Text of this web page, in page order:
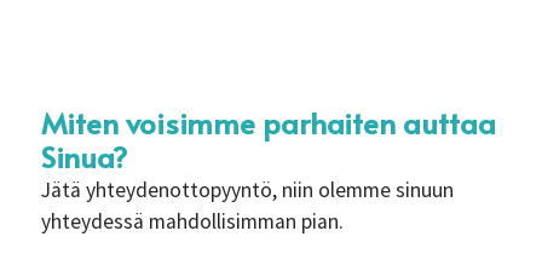
Miten voisimme parhaiten auttaa
Sinua?
Jätä yhteydenottopyyntö, niin olemme sinuun
yhteydessä mahdollisimman pian.